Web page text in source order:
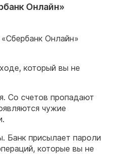
Онлайн»
Онлайн»
который вы не
Со счетов пропадают
чужие
Банк присылает пароли
которые вы не